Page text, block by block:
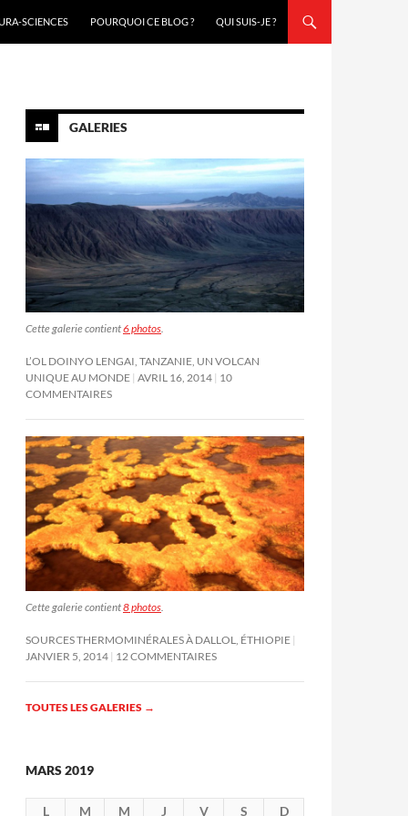
SCIENCES
POURQUOI CE BLOG ? QUI SUIS-JE ?
GALERIES
Cette galerie contient6 photos.
L’OL DOINYO LENGAI, TANZANIE, UN VOLCAN
UNIQUE AU MONDE AVRIL 16, 2014 10
COMMENTAIRES
Cette galerie contient8 photos
SOURCES THERMOMINÉRALES À DALLOL, ÉTHIOPIE
JANVIER 5, 2014 12 COMMENTAIRES
TOUTES LES GALERIES →
MARS 2019
L M M J V S
D